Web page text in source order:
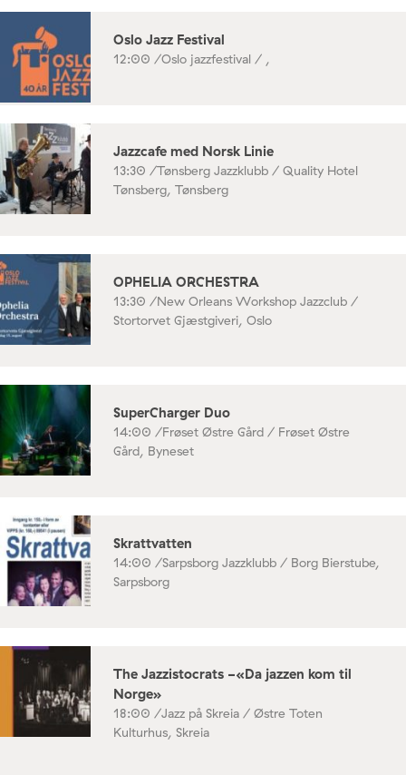
Oslo Jazz Festival
12:00 /Oslo jazzfestival / ,
Jazzcafe med Norsk Linie
13:30 /Tønsberg Jazzklubb / Quality Hotel
Tønsberg, Tønsberg
OPHELIA ORCHESTRA
13:30 /New Orleans Workshop Jazzclub /
Stortorvet Gjæstgiveri, Oslo
SuperCharger Duo
14:00 /Frøset Østre Gård / Frøset Østre
Gård, Byneset
Skrattvatten
14:00 /Sarpsborg Jazzklubb / Borg Bierstube,
Sarpsborg
The Jazzistocrats -«Da jazzen kom til
Norge»
18:00 /Jazz på Skreia / Østre Toten
Kulturhus, Skreia